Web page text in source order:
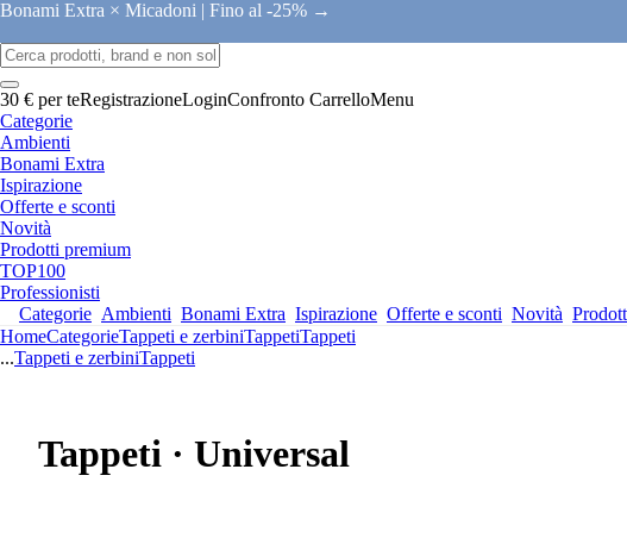
Bonami Extra × Micadoni | Fino al -25% →
30 € per teRegistrazioneLoginConfronto CarrelloMenu
Categorie
Ambienti
Bonami Extra
Ispirazione
Offerte e sconti
Novità
Prodotti premium
TOP100
Professionisti
Categorie Ambienti Bonami Extra Ispirazione Offerte e sconti Novità
HomeCategorieTappeti e zerbiniTappetiTappeti
...Tappeti e zerbiniTappeti
Tappeti · Universal